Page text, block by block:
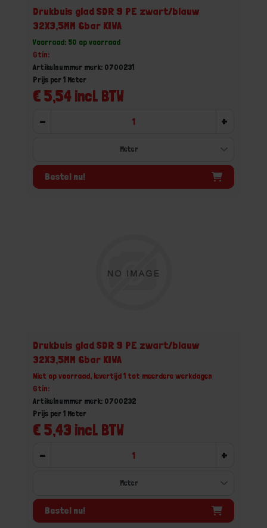
Drukbuis glad SDR 9 PE zwart/blauw
32X3,5MM 6bar KIWA
Voorraad: 50 op voorraad
Gtin:
Artikelnummer merk: 0700231
€ 5,54 incl. BTW
Prijs per 1 Meter
- +
Bestel nu!
Drukbuis glad SDR 9 PE zwart/blauw
32X3,5MM 6bar KIWA
Niet op voorraad, levertijd 1 tot meerdere werkdagen
Gtin:
Artikelnummer merk: 0700232
€ 5,43 incl. BTW
Prijs per 1 Meter
- +
Bestel nu!